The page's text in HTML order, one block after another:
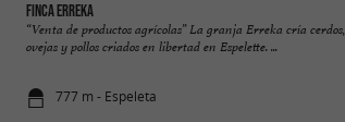
Finca Erreka
“Venta de productos agrícolas” La granja Erreka cría cerdos,
ovejas y pollos criados en libertad en Espelette. ...
777 m - Espeleta